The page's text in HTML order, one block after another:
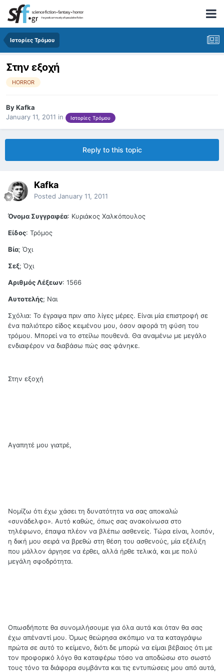
Ιστορίες Τρόμου
Στην εξοχή
HORROR
ByKafka
January 11, 2011 in Ιστορίες Τρόμου
Reply to this topic
Kafka
Posted January 11, 2011
Όνομα Συγγραφέα: Κυριάκος Χαλκόπουλος
Είδος: Τρόμος
Βία; Όχι
Σεξ; Όχι
Αριθμός Λέξεων: 1566
Αυτοτελής; Ναι
Σχόλια: Το έγραψα πριν απο λίγες μέρες. Είναι μία επιστροφή σε
ένα παλιότερο είδος κειμένου μου, όσον αφορά τη φύση του
τρόμου. Μπορεί να το στείλω πουθενά. Θα αναμένω με μεγάλο
ενδιαφέρον να διαβάσω πώς σας φάνηκε.
Στην εξοχή
Αγαπητέ μου γιατρέ,
Νομίζω ότι έχω χάσει τη δυνατότητα να σας αποκαλώ
«συνάδελφο». Αυτό καθώς, όπως σας ανακοίνωσα στο
τηλέφωνο, έπαψα πλέον να βλέπω ασθενείς. Τώρα είναι, λοιπόν,
η δική μου σειρά να βρεθώ στη θέση του ασθενούς, μία εξέλιξη
που μάλλον άργησε να έρθει, αλλά ήρθε τελικά, και με πολύ
μεγάλη σφοδρότητα.
Οπωσδήποτε θα συνομιλήσουμε για όλα αυτά και όταν θα σας
έχω απέναντί μου. Όμως θεώρησα σκόπιμο να τα καταγράψω
πρώτα σε αυτό το κείμενο, διότι δε μπορώ να είμαι βέβαιος ότι με
τον προφορικό λόγο θα καταφέρω τόσο να αποδώσω στο σωστό
τους τόνο τα διάφορα συμβάντα και τις εντυπώσεις μου από αυτά,